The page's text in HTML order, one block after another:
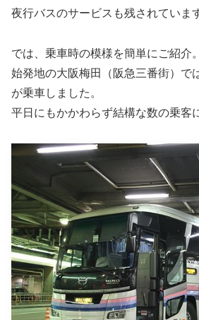
夜行バスのサービスも残されていま
では、乗車時の模様を簡単にご紹介。
始発地の大阪梅田（阪急三番街）で
が乗車しました。
平日にもかかわらず結構な数の乗客